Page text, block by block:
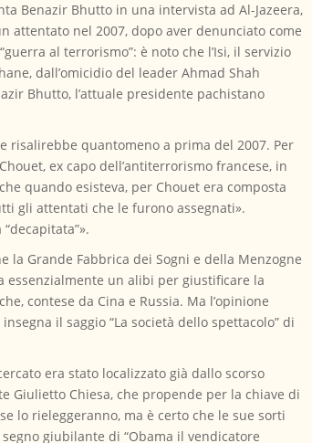
Benazir Bhutto in una intervista ad Al-Jazeera,
attentato nel 2007, dopo aver denunciato come
al terrorismo”: è noto che l’Isi, il servizio
dall’omicidio del leader Ahmad Shah
Bhutto, l’attuale presidente pachistano
risalirebbe quantomeno a prima del 2007. Per
ex capo dell’antiterrorismo francese, in
quando esisteva, per Chouet era composta
gli attentati che le furono assegnati».
la Grande Fabbrica dei Sogni e della Menzogne
essenzialmente un alibi per giustificare la
contese da Cina e Russia. Ma l’opinione
il saggio “La società dello spettacolo” di
era stato localizzato già dallo scorso
Giulietto Chiesa, che propende per la chiave di
lo rieleggeranno, ma è certo che le sue sorti
giubilante di “Obama il vendicatore